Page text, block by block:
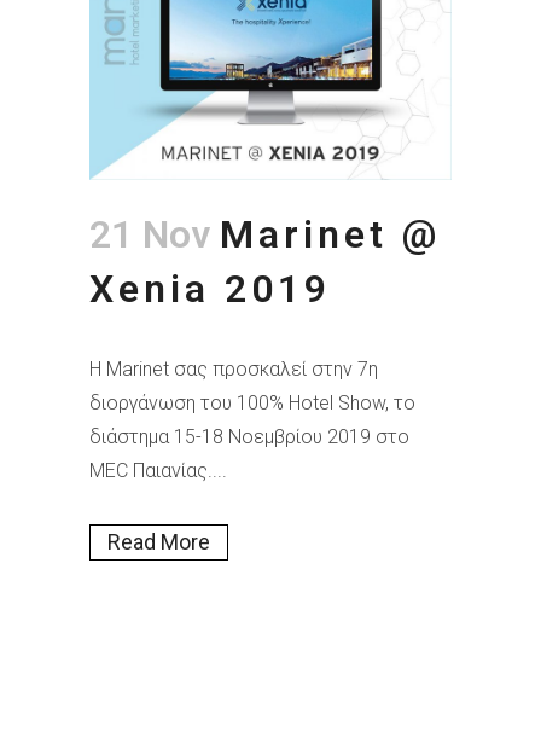
21 Nov Marinet @
Xenia 2019
Η Marinet σας προσκαλεί στην 7η
διοργάνωση του 100% Hotel Show, το
διάστημα 15-18 Νοεμβρίου 2019 στο
MEC Παιανίας....
Read More